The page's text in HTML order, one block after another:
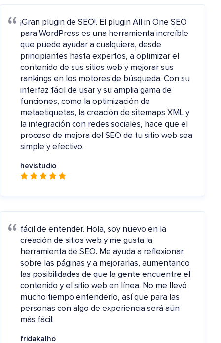
¡Gran plugin de SEO!. El plugin All in One SEO
para WordPress es una herramienta increíble
que puede ayudar a cualquiera, desde
principiantes hasta expertos, a optimizar el
contenido de sus sitios web y mejorar sus
rankings en los motores de búsqueda. Con su
interfaz fácil de usar y su amplia gama de
funciones, como la optimización de
metaetiquetas, la creación de sitemaps XML y
la integración con redes sociales, hace que el
proceso de mejora del SEO de tu sitio web sea
simple y efectivo.
hevistudio
fácil de entender. Hola, soy nuevo en la
creación de sitios web y me gusta la
herramienta de SEO. Me ayuda a reflexionar
sobre las páginas y a mejorarlas, aumentando
las posibilidades de que la gente encuentre el
contenido y el sitio web en línea. No me llevó
mucho tiempo entenderlo, así que para las
personas con algo de experiencia será aún
más fácil.
fridakalho